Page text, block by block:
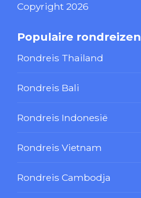
Copyright 2026
Populaire rondreizen
Rondreis Thailand
Rondreis Bali
Rondreis Indonesië
Rondreis Vietnam
Rondreis Cambodja